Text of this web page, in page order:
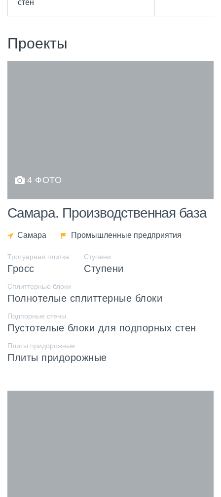
стен
Проекты
4 ФОТО
Самара. Производственная база
Самара Промышленные предприятия
Тротуарная плитка
Гросс
Ступени
Ступени
Сплиттерные блоки
Полнотелые сплиттерные блоки
Подпорные стены
Пустотелые блоки для подпорных стен
Плиты придорожные
Плиты придорожные